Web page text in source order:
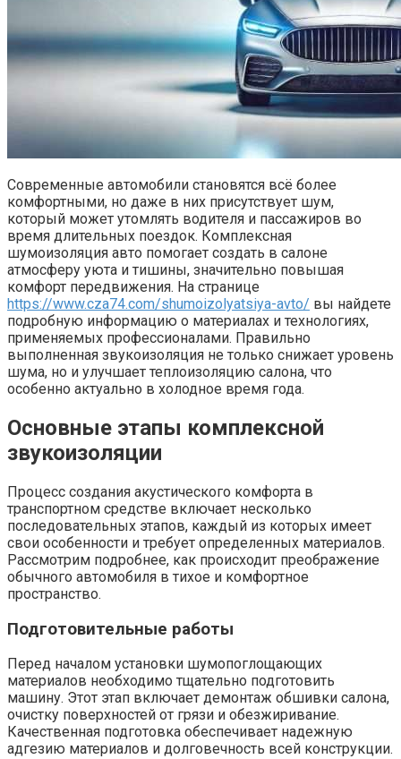
Современные автомобили становятся всё более
комфортными, но даже в них присутствует шум,
который может утомлять водителя и пассажиров во
время длительных поездок. Комплексная
шумоизоляция авто помогает создать в салоне
атмосферу уюта и тишины, значительно повышая
комфорт передвижения. На странице
https://www.cza74.com/shumoizolyatsiya-avto/ вы найдете
подробную информацию о материалах и технологиях,
применяемых профессионалами. Правильно
выполненная звукоизоляция не только снижает уровень
шума, но и улучшает теплоизоляцию салона, что
особенно актуально в холодное время года.
Основные этапы комплексной
звукоизоляции
Процесс создания акустического комфорта в
транспортном средстве включает несколько
последовательных этапов, каждый из которых имеет
свои особенности и требует определенных материалов.
Рассмотрим подробнее, как происходит преображение
обычного автомобиля в тихое и комфортное
пространство.
Подготовительные работы
Перед началом установки шумопоглощающих
материалов необходимо тщательно подготовить
машину. Этот этап включает демонтаж обшивки салона,
очистку поверхностей от грязи и обезжиривание.
Качественная подготовка обеспечивает надежную
адгезию материалов и долговечность всей конструкции.